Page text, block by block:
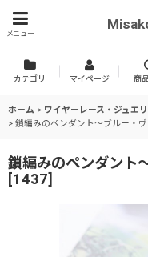
メニュー
カテゴリ マイページ 商
ホーム > ワイヤーレース・ジュエ
> 鎖編みのペンダント〜ブルー・
鎖編みのペンダント
[1437]